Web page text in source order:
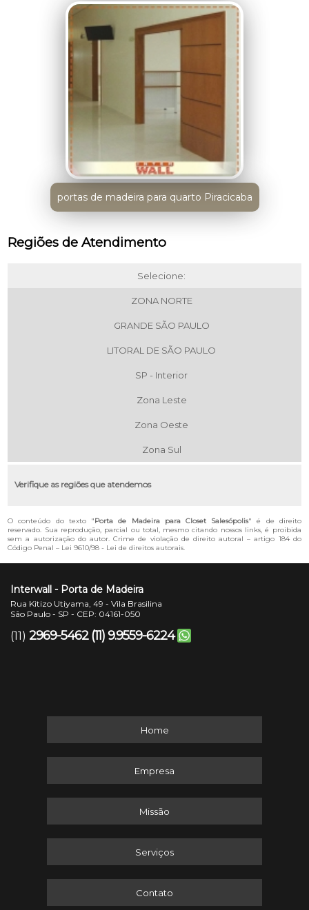
portas de madeira para quarto Piracicaba
Regiões de Atendimento
Selecione:
ZONA NORTE
GRANDE SÃO PAULO
LITORAL DE SÃO PAULO
SP - Interior
Zona Leste
Zona Oeste
Zona Sul
Verifique as regiões que atendemos
O conteúdo do texto "Porta de Madeira para Closet Salesópolis" é de direito
reservado. Sua reprodução, parcial ou total, mesmo citando nossos links, é proibida
sem a autorização do autor. Crime de violação de direito autoral – artigo 184 do
Código Penal – Lei 9610/98 - Lei de direitos autorais.
Interwall - Porta de Madeira
Rua Kitizo Utiyama, 49 - Vila Brasilina
São Paulo - SP - CEP: 04161-050
(11) 2969-5462 (11) 9.9559-6224
Home
Empresa
Missão
Serviços
Contato